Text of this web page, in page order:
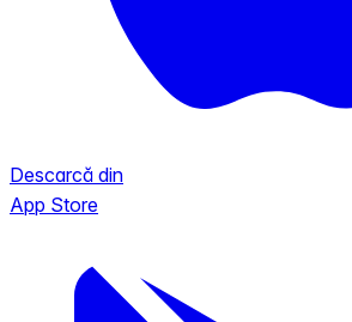
Descarcă din
App Store